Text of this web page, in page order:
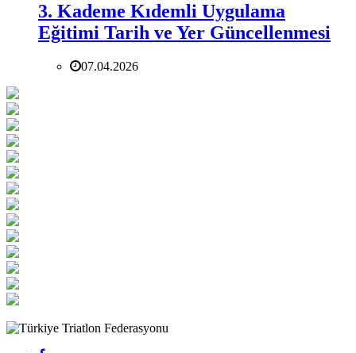
3. Kademe Kıdemli Uygulama
Eğitimi Tarih ve Yer Güncellenmesi
07.04.2026